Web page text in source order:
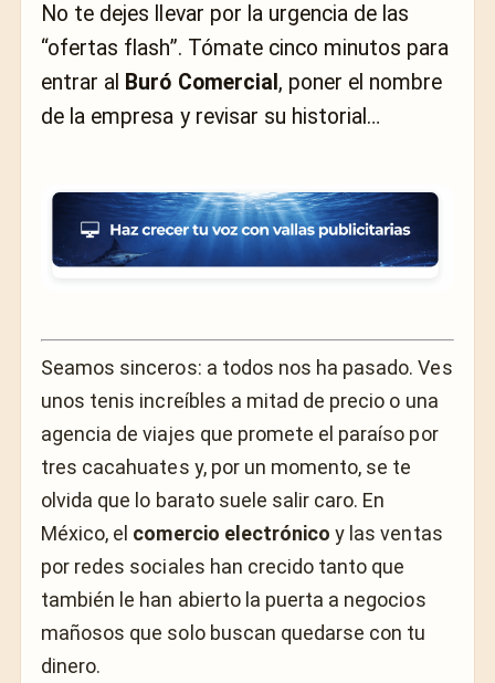
No te dejes llevar por la urgencia de las
“ofertas flash”. Tómate cinco minutos para
entrar al Buró Comercial , poner el nombre
de la empresa y revisar su historial…
Seamos sinceros: a todos nos ha pasado. Ves
unos tenis increíbles a mitad de precio o una
agencia de viajes que promete el paraíso por
tres cacahuates y, por un momento, se te
olvida que lo barato suele salir caro. En
México, el comercio electrónico y las ventas
por redes sociales han crecido tanto que
también le han abierto la puerta a negocios
mañosos que solo buscan quedarse con tu
dinero.